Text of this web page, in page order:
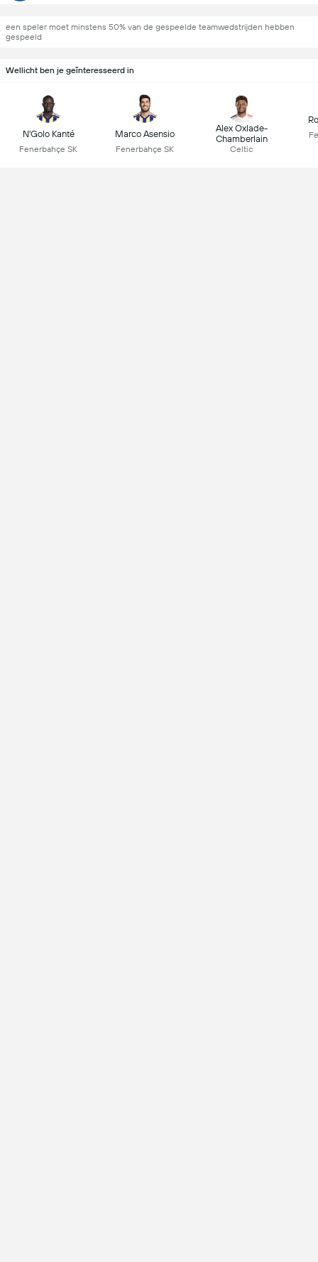
een speler moet minstens 50% van de gespeelde teamwedstrijden hebben
gespeeld
Wellicht ben je geïnteresseerd in
N'Golo Kanté
Fenerbahçe SK
Marco Asensio
Fenerbahçe SK
Alex Oxlade-
Chamberlain
Celtic